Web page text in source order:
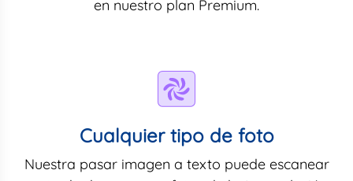
en nuestro plan Premium.
Cualquier tipo de foto
Nuestra pasar imagen a texto puede escanear